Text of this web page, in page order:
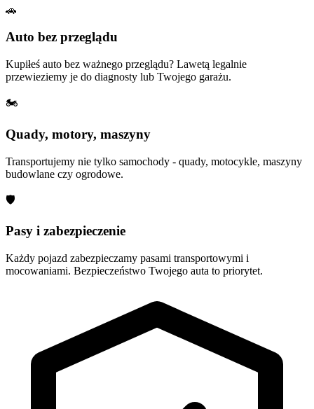
🚗
Auto bez przeglądu
Kupiłeś auto bez ważnego przeglądu? Lawetą legalnie
przewieziemy je do diagnosty lub Twojego garażu.
🏍
Quady, motory, maszyny
Transportujemy nie tylko samochody - quady, motocykle, maszyny
budowlane czy ogrodowe.
🛡
Pasy i zabezpieczenie
Każdy pojazd zabezpieczamy pasami transportowymi i
mocowaniami. Bezpieczeństwo Twojego auta to priorytet.